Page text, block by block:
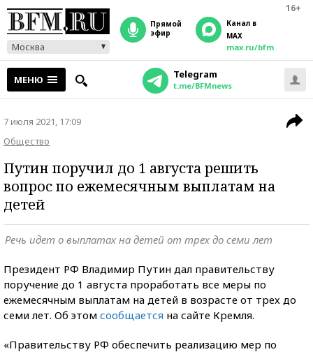
16+
Москва
прямой
эфир
Канал в
MAX
max.ru/bfm
МЕНЮ Telegram
t.me/BFMnews
7 июля 2021, 17:09
Общество
Путин поручил до 1 августа решить
вопрос по ежемесячным выплатам на
детей
Речь идет о выплатах на детей от трех до семи лет
Президент РФ Владимир Путин дал правительству
поручение до 1 августа проработать все меры по
ежемесячным выплатам на детей в возрасте от трех до
семи лет. Об этом сообщается на сайте Кремля.
«Правительству РФ обеспечить реализацию мер по